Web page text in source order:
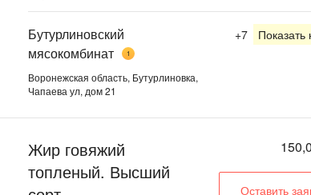
Бутурлиновский
мясокомбинат
1
Воронежская область, Бутурлиновка,
Чапаева ул, дом 21
+7
Жир говяжий
топленый. Высший
Оставить